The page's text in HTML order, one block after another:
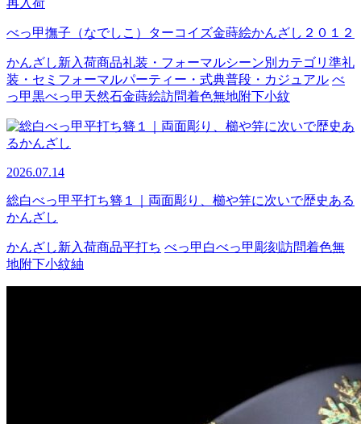
再入荷
べっ甲撫子（なでしこ）ターコイズ金蒔絵かんざし２０１２
かんざし新入荷商品礼装・フォーマルシーン別カテゴリ 準礼
装・セミフォーマルパーティー・式典普段・カジュアル べ
っ甲黒べっ甲 天然石金蒔絵訪問着色無地附下小紋
2026.07.14
総白べっ甲平打ち簪１｜両面彫り、櫛や笄に次いで歴史ある
かんざし
かんざし新入荷商品平打ち べっ甲 白べっ甲 彫刻 訪問着色無
地附下小紋紬